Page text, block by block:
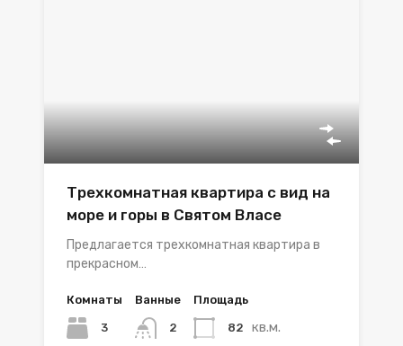
Трехкомнатная квартира с вид на
море и горы в Святом Власе
Предлагается трехкомнатная квартира в
прекрасном…
Комнаты
3
Ванные
2
Площадь
82 кв.м.